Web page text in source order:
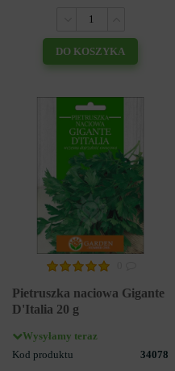
DO KOSZYKA
Pietruszka naciowa Gigante
D'Italia 20 g
Wysyłamy teraz
Kod produktu
34078